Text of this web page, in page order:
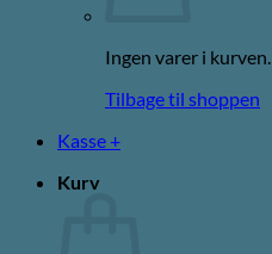
Ingen varer i kurven.
Tilbage til shoppen
Kasse +
Kurv